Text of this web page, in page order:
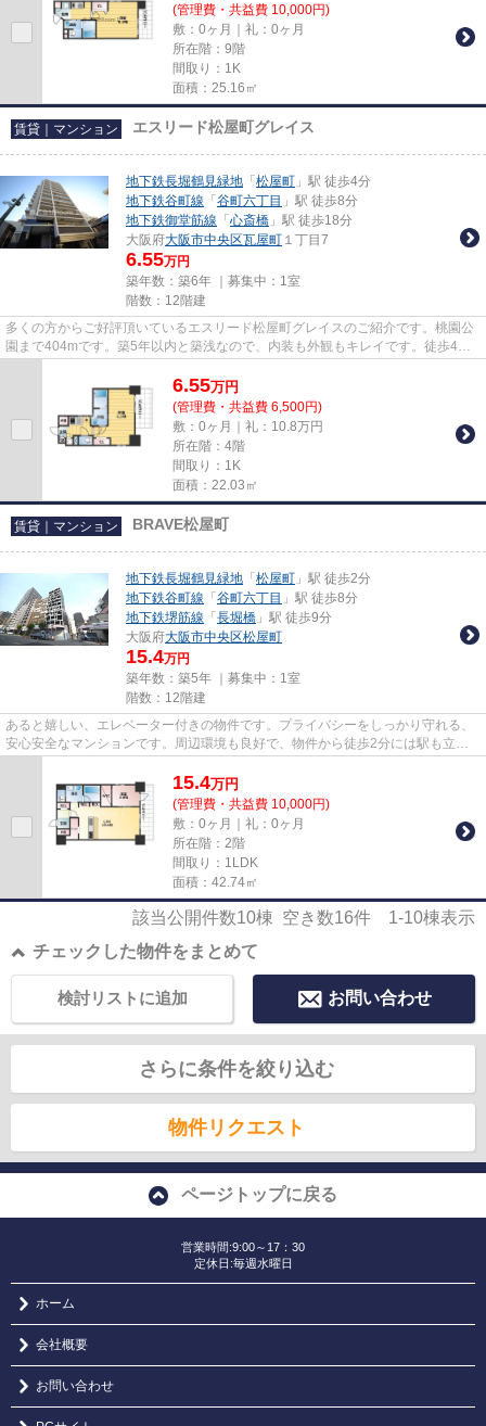
(管理費・共益費 10,000円)
敷：0ヶ月｜礼：0ヶ月
所在階：9階
間取り：1K
面積：25.16㎡
賃貸｜マンション エスリード松屋町グレイス
地下鉄長堀鶴見緑地 「 松屋町 」駅 徒歩4分
地下鉄谷町線 「 谷町六丁目 」駅 徒歩8分
地下鉄御堂筋線 「 心斎橋 」駅 徒歩18分
大阪府大阪市中央区瓦屋町 １丁目7
6.55万円
築年数：築6年 ｜募集中： 1室
階数：12階建
多くの方からご好評頂いているエスリード松屋町グレイスのご紹介です。桃園公
園まで404mです。築5年以内と築浅なので、内装も外観もキレイです。徒歩4分
6.55万円
(管理費・共益費 6,500円)
敷：0ヶ月｜礼：10.8万円
所在階：4階
間取り：1K
面積：22.03㎡
賃貸｜マンション BRAVE松屋町
地下鉄長堀鶴見緑地 「 松屋町 」駅 徒歩2分
地下鉄谷町線 「 谷町六丁目 」駅 徒歩8分
地下鉄堺筋線 「 長堀橋 」駅 徒歩9分
大阪府大阪市中央区松屋町
15.4万円
築年数：築5年 ｜募集中： 1室
階数：12階建
あると嬉しい、エレベーター付きの物件です。プライバシーをしっかり守れる、
安心安全なマンションです。周辺環境も良好で、物件から徒歩2分には駅も立地
15.4万円
(管理費・共益費 10,000円)
敷：0ヶ月｜礼：0ヶ月
所在階：2階
間取り：1LDK
面積：42.74㎡
該当公開件数10棟 空き数16件 1-10棟表示
チェックした物件をまとめて
お問い合わせ
検討リストに追加
さらに条件を絞り込む
物件リクエスト
ページトップに戻る
営業時間:9:00～17：30
定休日:毎週水曜日
ホーム
会社概要
お問い合わせ